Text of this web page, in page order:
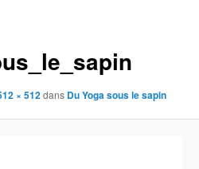
× 512dans Du Yoga sous le sapin